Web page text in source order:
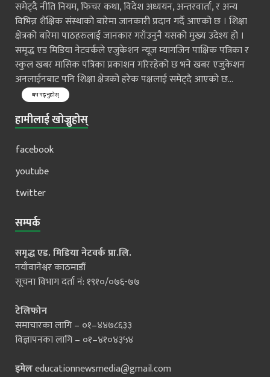
समेट्दै नीति नियम, फिचर कथा, विदेश अध्ययन, अन्तरवार्ता, र अन्य
विभिन्न शैक्षिक संस्थाको बारेमा जानकारी प्रदान गर्दै आएको छ । शिक्षा
क्षेत्रको बारेमा पाठहरुलाई जानकार गराँउनुनै यसको मुख्य उदेश्य हो ।
समृद्ध एड मिडिया नेटवर्कले एजुकेशन न्यूज म्यागजिन पाक्षिक पत्रिका र
स्कुल खबर मासिक पत्रिका प्रकाशन गरिरहेको छ भने खबर एजुकेशन
अनलाईनबाट पनि शिक्षा क्षेत्रको हरेक पक्षलाई समेट्दै आएको छ...
थप पढ्नुहोस्
हामीलाई खोज्नुहोस्
facebook
youtube
twitter
सम्पर्क
समृद्ध एड. मिडिया नेटवर्क प्रा.लि.
नयाँवानेश्वर काठमाडौं
सूचना विभाग दर्ता नं: १९१०/०७६-७७
टेलिफोन
समाचारका लागि – ०१–४४७८६३३
विज्ञापनका लागि – ०१–४१०४३५४
इमेलeducationnewsmedia@gmail.com